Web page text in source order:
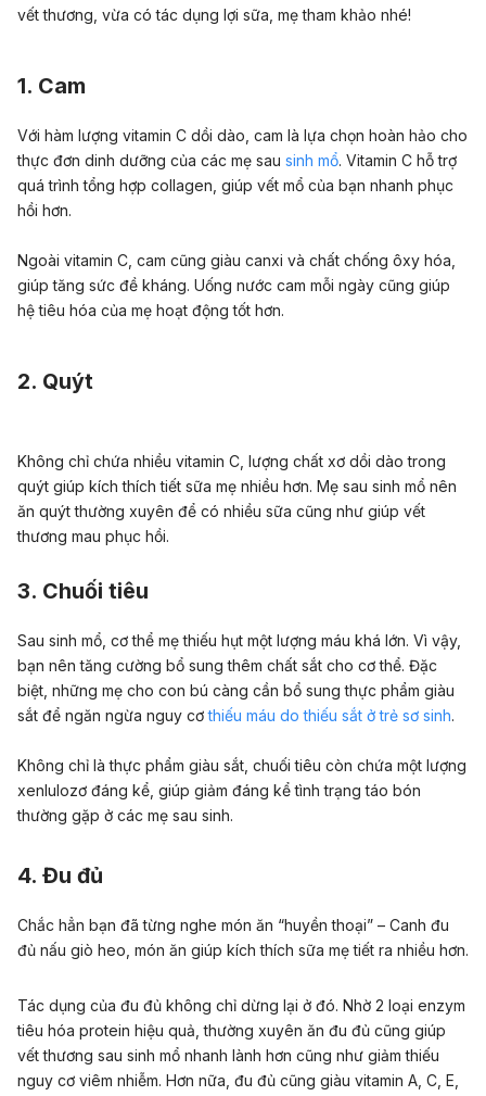
vết thương, vừa có tác dụng lợi sữa, mẹ tham khảo nhé!
1. Cam
Với hàm lượng vitamin C dồi dào, cam là lựa chọn hoàn hảo cho
thực đơn dinh dưỡng của các mẹ sau sinh mổ. Vitamin C hỗ trợ
quá trình tổng hợp collagen, giúp vết mổ của bạn nhanh phục
hồi hơn.
Ngoài vitamin C, cam cũng giàu canxi và chất chống ôxy hóa,
giúp tăng sức đề kháng. Uống nước cam mỗi ngày cũng giúp
hệ tiêu hóa của mẹ hoạt động tốt hơn.
2. Quýt
Không chỉ chứa nhiều vitamin C, lượng chất xơ dồi dào trong
quýt giúp kích thích tiết sữa mẹ nhiều hơn. Mẹ sau sinh mổ nên
ăn quýt thường xuyên để có nhiều sữa cũng như giúp vết
thương mau phục hồi.
3. Chuối tiêu
Sau sinh mổ, cơ thể mẹ thiếu hụt một lượng máu khá lớn. Vì vậy,
bạn nên tăng cường bổ sung thêm chất sắt cho cơ thể. Đặc
biệt, những mẹ cho con bú càng cần bổ sung thực phẩm giàu
sắt để ngăn ngừa nguy cơthiếu máu do thiếu sắt ở trẻ sơ sinh.
Không chỉ là thực phẩm giàu sắt, chuối tiêu còn chứa một lượng
xenlulozơ đáng kể, giúp giảm đáng kể tình trạng táo bón
thường gặp ở các mẹ sau sinh.
4. Đu đủ
Chắc hẳn bạn đã từng nghe món ăn “huyền thoại” – Canh đu
đủ nấu giò heo, món ăn giúp kích thích sữa mẹ tiết ra nhiều hơn.
Tác dụng của đu đủ không chỉ dừng lại ở đó. Nhờ 2 loại enzym
tiêu hóa protein hiệu quả, thường xuyên ăn đu đủ cũng giúp
vết thương sau sinh mổ nhanh lành hơn cũng như giảm thiếu
nguy cơ viêm nhiễm. Hơn nữa, đu đủ cũng giàu vitamin A, C, E,